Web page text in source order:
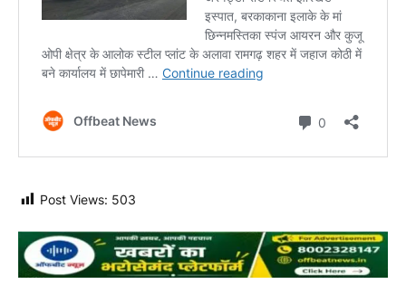
Post Views: 503